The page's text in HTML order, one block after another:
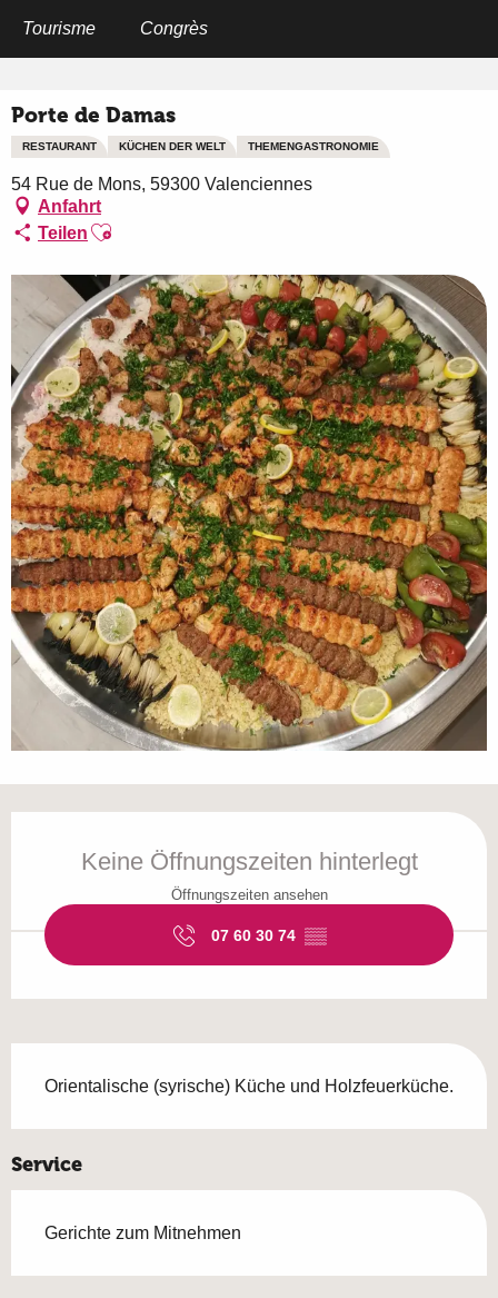
Tourisme Congrès
Porte de Damas
RESTAURANT KÜCHEN DER WELT THEMENGASTRONOMIE
54 Rue de Mons, 59300 Valenciennes
Anfahrt
Teilen Ajouter aux favoris
Keine Öffnungszeiten hinterlegt
Öffnungszeiten ansehen
07 60 30 74 ▒▒
Orientalische (syrische) Küche und Holzfeuerküche.
Service
Gerichte zum Mitnehmen